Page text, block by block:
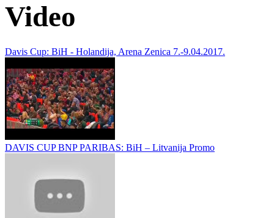
Video
Davis Cup: BiH - Holandija, Arena Zenica 7.-9.04.2017.
DAVIS CUP BNP PARIBAS: BiH – Litvanija Promo